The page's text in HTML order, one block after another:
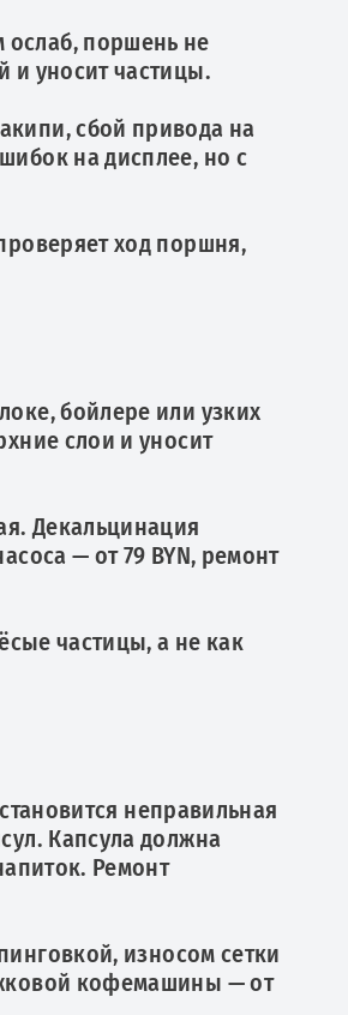
поршень не
и уносит частицы.
сбой привода на
на дисплее, но с
ход поршня,
бойлере или узких
слои и уносит
Декальцинация
— от 79 BYN, ремонт
частицы, а не как
неправильная
Капсула должна
Ремонт
износом сетки
кофемашины — от